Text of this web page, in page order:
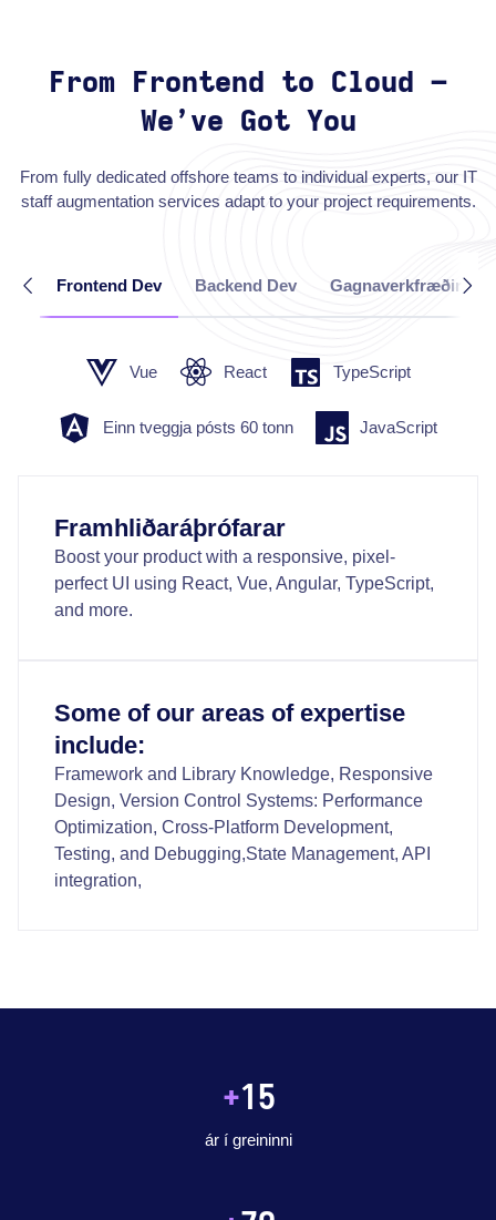
From Frontend to Cloud –
We’ve Got You
From fully dedicated offshore teams to individual experts, our IT
staff augmentation services adapt to your project requirements.
Frontend Dev Backend Dev Gagnaverkfræðingar
Vue React TypeScript
Einn tveggja pósts 60 tonn JavaScript
Framhliðaráþrófarar
Boost your product with a responsive, pixel-
perfect UI using React, Vue, Angular, TypeScript,
and more.
Some of our areas of expertise
include:
Framework and Library Knowledge, Responsive
Design, Version Control Systems: Performance
Optimization, Cross-Platform Development,
Testing, and Debugging,State Management, API
integration,
+15
ár í greininni